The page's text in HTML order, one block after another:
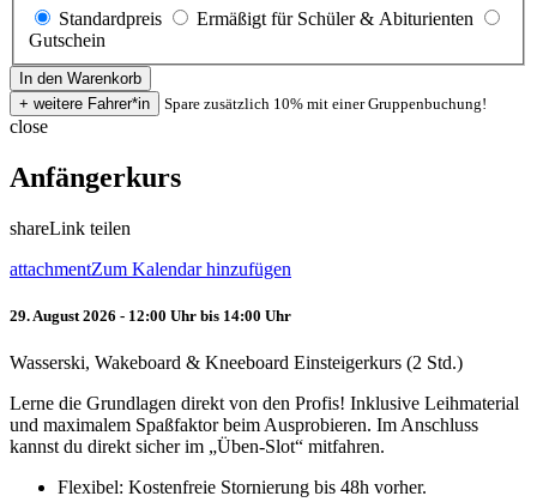
Standardpreis
Ermäßigt für Schüler & Abiturienten
Gutschein
Spare zusätzlich 10% mit einer Gruppenbuchung!
close
Anfängerkurs
shareLink teilen
attachmentZum Kalendar hinzufügen
29. August 2026 - 12:00 Uhr bis 14:00 Uhr
Wasserski, Wakeboard & Kneeboard Einsteigerkurs (2 Std.)
Lerne die Grundlagen direkt von den Profis! Inklusive Leihmaterial
und maximalem Spaßfaktor beim Ausprobieren. Im Anschluss
kannst du direkt sicher im „Üben-Slot“ mitfahren.
Flexibel: Kostenfreie Stornierung bis 48h vorher.